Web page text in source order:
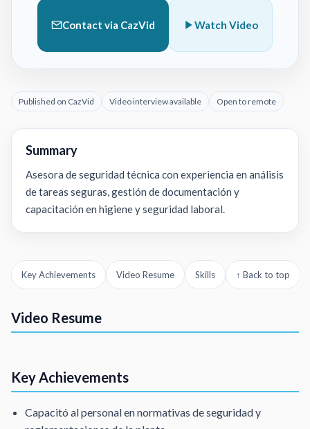
Contact via CazVid Watch Video
Published on CazVid Video interview available Open to remote
Summary
Asesora de seguridad técnica con experiencia en análisis
de tareas seguras, gestión de documentación y
capacitación en higiene y seguridad laboral.
Key Achievements Video Resume Skills ↑ Back to top
Video Resume
Soy Asesora de Seguridad, realizo informes de análisis de tarea
Técnico en Higiene y Seguridad Laboral
Key Achievements
Capacitó al personal en normativas de seguridad y